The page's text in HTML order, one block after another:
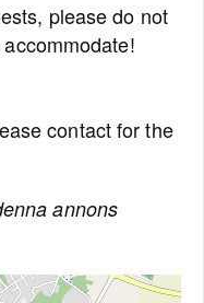
please do not
contact for the
annons